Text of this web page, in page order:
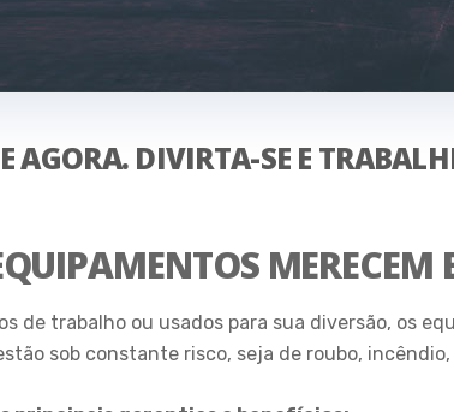
AGORA. DIVIRTA-SE E
MERECEM
de trabalho ou usados para sua diversão, os
sob constante risco, seja de roubo,